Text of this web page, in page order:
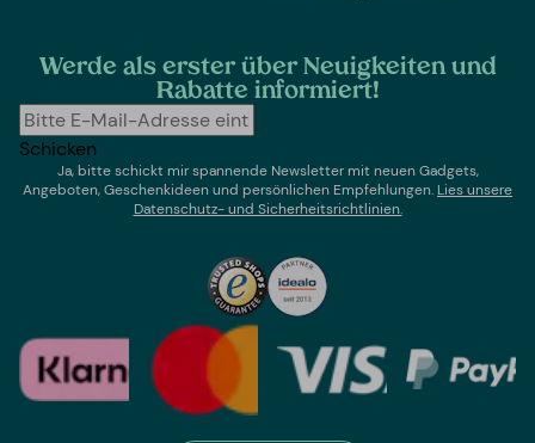
Werde als erster über Neuigkeiten und
Rabatte informiert!
Schicken
Ja, bitte schickt mir spannende Newsletter mit neuen Gadgets,
Angeboten, Geschenkideen und persönlichen Empfehlungen. Lies unsere
Datenschutz- und Sicherheitsrichtlinien.